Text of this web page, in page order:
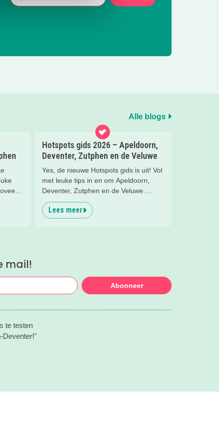
Alle blogs
Hotspots gids 2026 – Apeldoorn,
Deventer, Zutphen en de Veluwe
Yes, de nieuwe Hotspots gids is uit! Vol
met leuke tips in en om Apeldoorn,
Deventer, Zutphen en de Veluwe.
Handig om te bewaren! Welke hotspots
gaan jullie bezoeken?
Lees meer
mail!
Abonneer
te testen
Deventer!"